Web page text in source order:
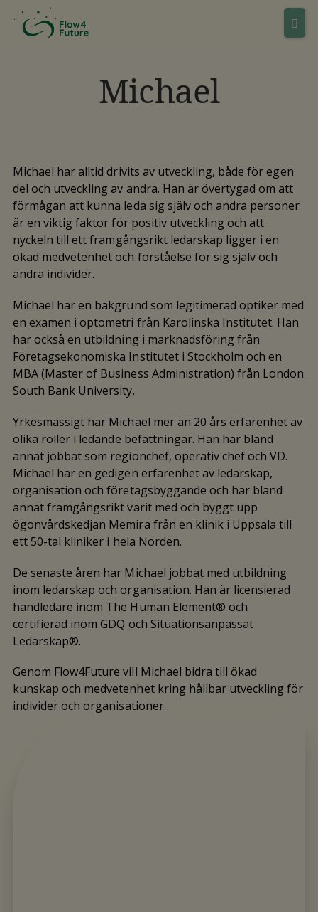
Michael
Michael har alltid drivits av utveckling, både för egen
del och utveckling av andra. Han är övertygad om att
förmågan att kunna leda sig själv och andra personer
är en viktig faktor för positiv utveckling och att
nyckeln till ett framgångsrikt ledarskap ligger i en
ökad medvetenhet och förståelse för sig själv och
andra individer.
Michael har en bakgrund som legitimerad optiker med
en examen i optometri från Karolinska Institutet. Han
har också en utbildning i marknadsföring från
Företagsekonomiska Institutet i Stockholm och en
MBA (Master of Business Administration) från London
South Bank University.
Yrkesmässigt har Michael mer än 20 års erfarenhet av
olika roller i ledande befattningar. Han har bland
annat jobbat som regionchef, operativ chef och VD.
Michael har en gedigen erfarenhet av ledarskap,
organisation och företagsbyggande och har bland
annat framgångsrikt varit med och byggt upp
ögonvårdskedjan Memira från en klinik i Uppsala till
ett 50-tal kliniker i hela Norden.
De senaste åren har Michael jobbat med utbildning
inom ledarskap och organisation. Han är licensierad
handledare inom The Human Element® och
certifierad inom GDQ och Situationsanpassat
Ledarskap®.
Genom Flow4Future vill Michael bidra till ökad
kunskap och medvetenhet kring hållbar utveckling för
individer och organisationer.